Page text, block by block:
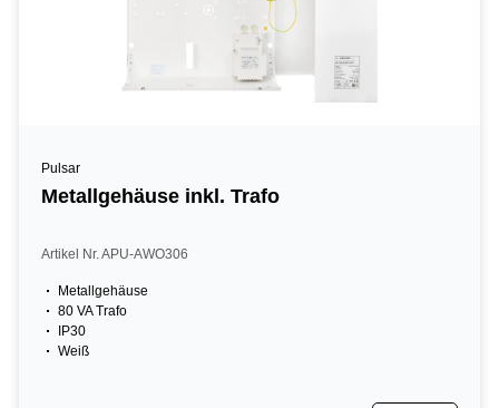
Pulsar
Metallgehäuse inkl. Trafo
Artikel Nr. APU-AWO306
Metallgehäuse
80 VA Trafo
IP30
Weiß